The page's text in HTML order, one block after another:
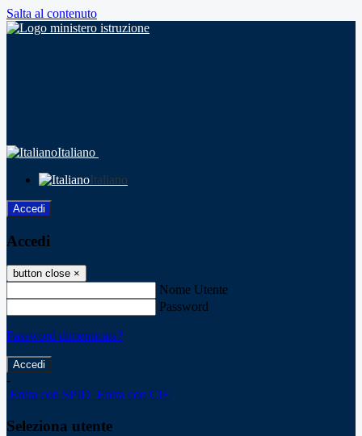
Salta al contenuto
Italiano
Italiano
Accedi
Accedi
button close ×
Nome Utente
Password
Password dimenticata?
-
Entra con SPID Entra con CIE
Seleziona utente